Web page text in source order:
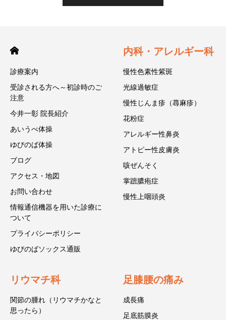
診療案内
受診される方へ～初診時のご
注意
今井一彰 院長紹介
あいうべ体操
ゆびのば体操
ブログ
アクセス・地図
お問い合わせ
情報通信機器を用いた診療に
ついて
プライバシーポリシー
ゆびのばソックス通販
内科・アレルギー科
慢性色素性紫斑
光線過敏症
慢性じんま疹（蕁麻疹）
花粉症
アレルギー性鼻炎
アトピー性皮膚炎
咳ぜんそく
掌蹠膿疱症
慢性上咽頭炎
リウマチ科
関節の腫れ（リウマチかなと
思ったら）
足膝腰の痛み
成長痛
足底筋膜炎